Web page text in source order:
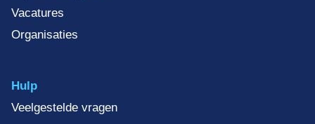
Vacatures
Organisaties
Hulp
Veelgestelde vragen